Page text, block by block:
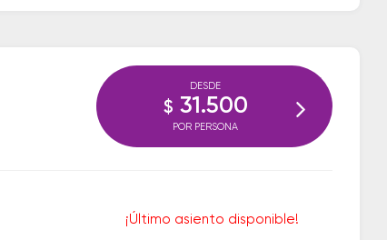
¡Último asiento disponible!
DESDE
$ 31.500
POR PERSONA